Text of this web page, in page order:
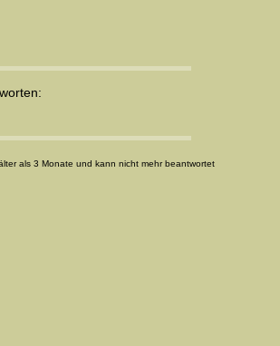
als 3 Monate und kann nicht mehr beantwortet